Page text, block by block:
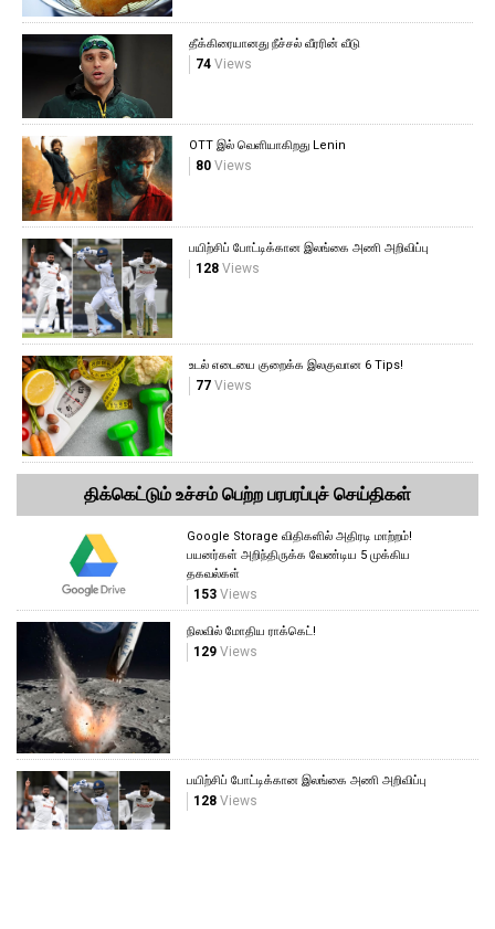
தீக்கிரையானது நீச்சல் வீரரின் வீடு
74Views
OTT இல் வெளியாகிறது Lenin
80Views
பயிற்சிப் போட்டிக்கான இலங்கை அணி அறிவிப்பு
128Views
உடல் எடையை குறைக்க இலகுவான 6 Tips!
77Views
திக்கெட்டும் உச்சம் பெற்ற பரபரப்புச் செய்திகள்
Google Storage விதிகளில் அதிரடி மாற்றம்!
பயனர்கள் அறிந்திருக்க வேண்டிய 5 முக்கிய
தகவல்கள்
153 Views
நிலவில் மோதிய ராக்கெட்!
129 Views
பயிற்சிப் போட்டிக்கான இலங்கை அணி அறிவிப்பு
128 Views